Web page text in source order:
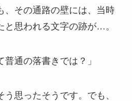
、その通路の壁には、当時
と思われる文字の跡が…。
普通の落書きでは？」
思ったそうです。でも、